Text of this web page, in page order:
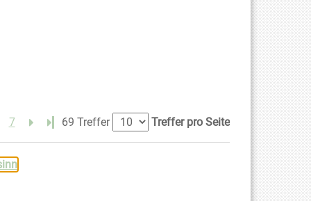
7 Letzte Seite
69 Treffer Treffer pro Seite